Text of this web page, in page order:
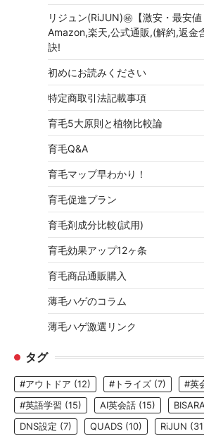
リジュン(RiJUN)㊙【激安・最安値
Amazon,楽天,公式通販,(解約,返金
訣!
初めにお読みください
特定商取引法記載事項
育毛5大原則と植物比較論
育毛Q&A
育毛マップ早わかり！
育毛促進プラン
育毛剤成分比較(試用)
育毛効果アップ12ヶ条
育毛商品通販購入
薄毛ハゲのコラム
薄毛ハゲ激選リンク
タグ
#アウトドア (12) #トライズ (7) #英
#英語学習 (15) AI英会話 (15)
DNS設定 (7) QUADS (10) RiJUN